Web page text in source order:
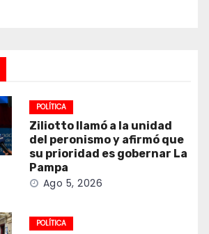
POLÍTICA
Ziliotto llamó a la unidad
del peronismo y afirmó que
su prioridad es gobernar La
Pampa
Ago 5, 2026
POLÍTICA